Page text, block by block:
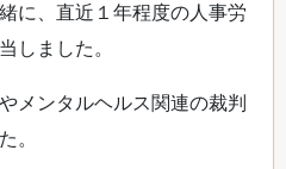
に、直近１年程度の人事労
しました。
メンタルヘルス関連の裁判
。